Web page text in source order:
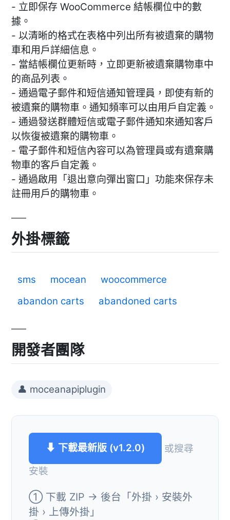
- 立即保存 WooCommerce 結帳欄位中的數
據。
- 以清晰的格式在表格中列出所有被遺棄的購物
車和用戶詳細信息。
- 當結帳欄位更新時，立即更新被遺棄購物車中
的商品列表。
- 通過電子郵件和短信通知管理員，即使有新的
被遺棄的購物車。通知頻率可以由用戶自定義。
- 通過發送群體短信或電子郵件通知來通知客戶
以恢復被遺棄的購物車。
- 電子郵件和短信內容可以為管理員或有遺棄購
物車的客戶自定義。
- 通過啟用「退出意向彈出窗口」功能來保存未
註冊用戶的購物車。
外掛標籤
sms mocean
woocommerce
abandon carts
abandoned carts
開發者團隊
👤 moceanapiplugin
⬇ 下載最新版 (v1.2.0)
或搜尋
安裝
① 下載 ZIP → 後台「外掛 › 安裝外
掛 › 上傳外掛」